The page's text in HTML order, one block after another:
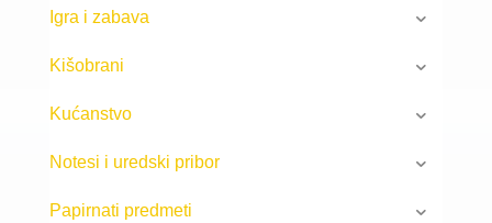
Igra i zabava
Kišobrani
Kućanstvo
Notesi i uredski pribor
Papirnati predmeti